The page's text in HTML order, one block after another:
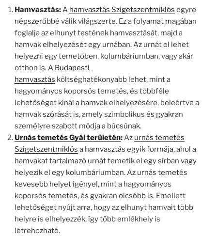
Hamvasztás:A hamvasztás Szigetszentmiklós egyre
népszerűbbé válik világszerte. Ez a folyamat magában
foglalja az elhunyt testének hamvasztását, majd a
hamvak elhelyezését egy urnában. Az urnát el lehet
helyezni egy temetőben, kolumbáriumban, vagy akár
otthon is. A Budapesti
hamvasztás költséghatékonyabb lehet, mint a
hagyományos koporsós temetés, és többféle
lehetőséget kínál a hamvak elhelyezésére, beleértve a
hamvak szórását is, amely szimbolikus és gyakran
személyre szabott módja a búcsúnak.
Urnás temetés Gyál területén:Az urnás temetés
Szigetszentmiklós a hamvasztás egyik formája, ahol a
hamvakat tartalmazó urnát temetik el egy sírban vagy
helyezik el egy kolumbáriumban. Az urnás temetés
kevesebb helyet igényel, mint a hagyományos
koporsós temetés, és gyakran olcsóbb is. Emellett
lehetőséget nyújt arra, hogy az elhunyt hamvait több
helyre is elhelyezzék, így több emlékhely is
létrehozható.